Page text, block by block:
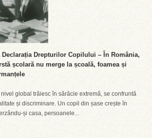
Declarația Drepturilor Copilului – În România,
școlară nu merge la școală, foamea și
global trăiesc în sărăcie extremă, se confruntă
și discriminare. Un copil din șase crește în
și casa, persoanele...